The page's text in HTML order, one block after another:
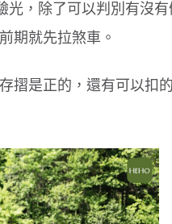
光，除了可以判別有沒
期就先拉煞車。
摺是正的，還有可以扣
原因